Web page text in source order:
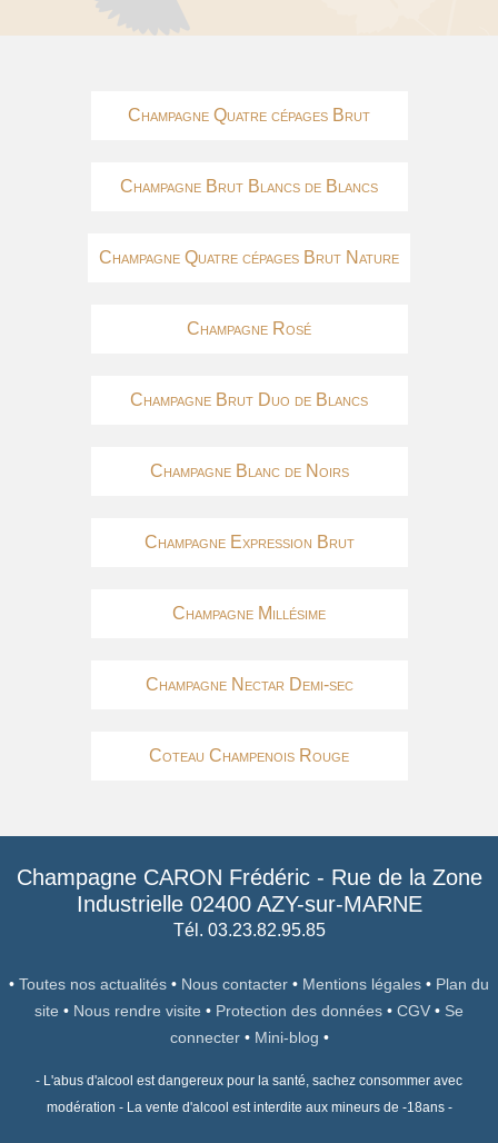
Champagne Quatre cépages Brut
Champagne Brut Blancs de Blancs
Champagne Quatre cépages Brut Nature
Champagne Rosé
Champagne Brut Duo de Blancs
Champagne Blanc de Noirs
Champagne Expression Brut
Champagne Millésime
Champagne Nectar Demi-sec
Coteau Champenois Rouge
Champagne CARON Frédéric - Rue de la Zone
Industrielle 02400 AZY-sur-MARNE
Tél. 03.23.82.95.85
• Toutes nos actualités • Nous contacter • Mentions légales • Plan du
site • Nous rendre visite • Protection des données • CGV • Se
connecter • Mini-blog •
- L'abus d'alcool est dangereux pour la santé, sachez consommer avec
modération - La vente d'alcool est interdite aux mineurs de -18ans -